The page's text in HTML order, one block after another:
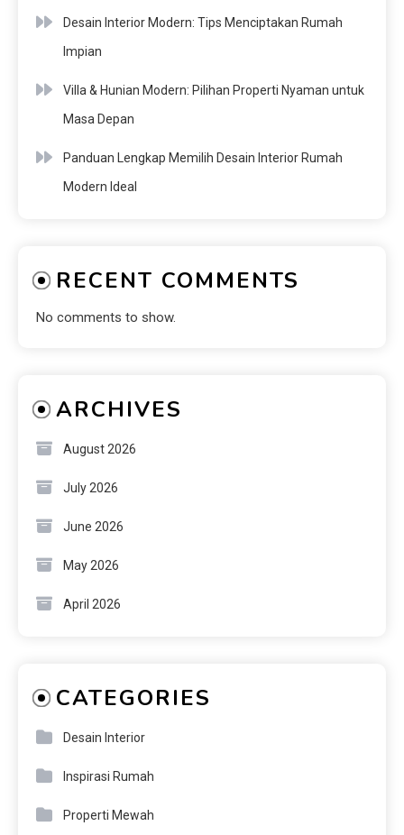
Desain Interior Modern: Tips Menciptakan Rumah
Impian
Villa & Hunian Modern: Pilihan Properti Nyaman untuk
Masa Depan
Panduan Lengkap Memilih Desain Interior Rumah
Modern Ideal
RECENT COMMENTS
No comments to show.
ARCHIVES
August 2026
July 2026
June 2026
May 2026
April 2026
CATEGORIES
Desain Interior
Inspirasi Rumah
Properti Mewah